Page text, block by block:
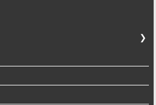
❯